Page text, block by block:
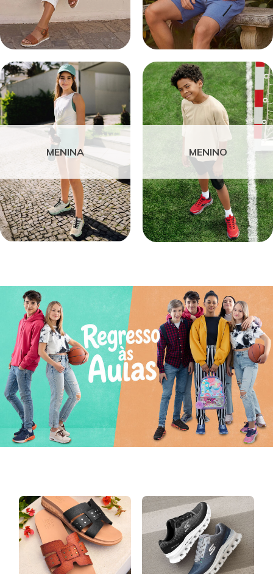
MENINA MENINO